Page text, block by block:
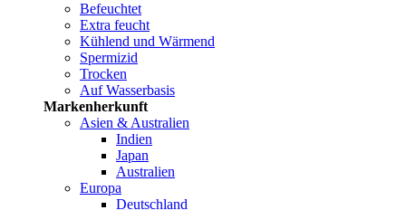
Befeuchtet
Extra feucht
Kühlend und Wärmend
Spermizid
Trocken
Auf Wasserbasis
Markenherkunft
Asien & Australien
Indien
Japan
Australien
Europa
Deutschland